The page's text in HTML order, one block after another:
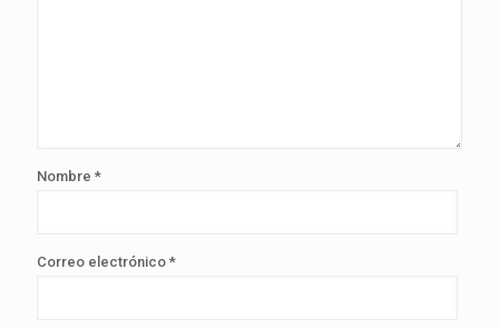
Nombre *
Correo electrónico *